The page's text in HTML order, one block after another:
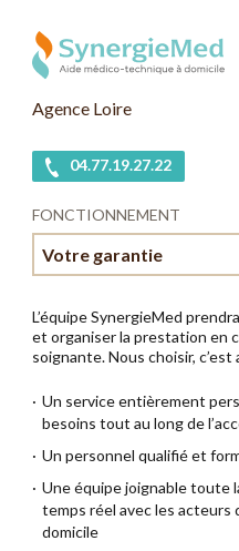
Agence Loire
04.77.19.27.22
FONCTIONNEMENT
Votre garantie
Votre garantie
L’équipe SynergieMed
et organiser la prestation en
soignante. Nous choisir, c’est
Un service entièrement
besoins tout au long de
Un personnel qualifié et
Une équipe joignable toute
temps réel avec les acteurs
domicile